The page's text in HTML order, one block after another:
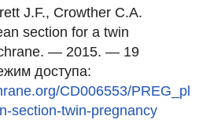
J.F., Crowther C.A.
section for a twin
— 2015. — 19
доступа:
CD006553/PREG_pl
section-twin-pregnancy